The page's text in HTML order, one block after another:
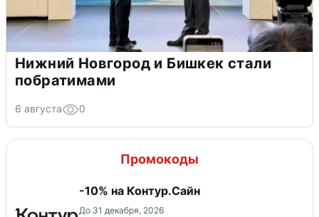
Нижний Новгород и Бишкек стали
побратимами
6 августа 0
Промокоды
-10% на Контур.Сайн
До 31 декабря, 2026